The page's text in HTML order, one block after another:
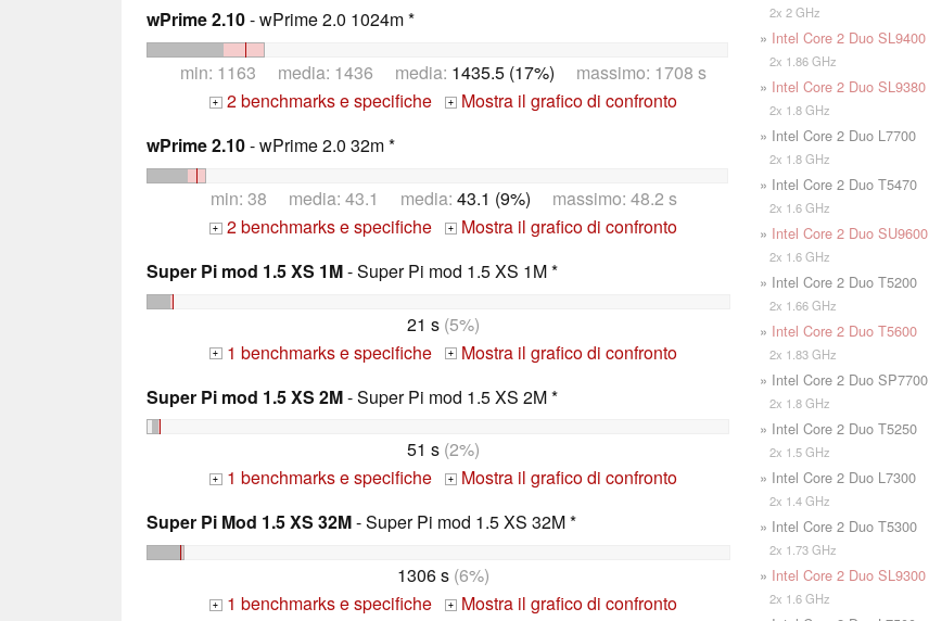
wPrime 2.10- wPrime 2.0 1024m *
min: 1163 media: 1436 media: 1435.5 (17%) massimo: 1708 s
+ 2 benchmarks e specifiche +
Mostra il grafico di confronto
wPrime 2.10- wPrime 2.0 32m *
min: 38 media: 43.1 media: 43.1 (9%) massimo: 48.2 s
+ 2 benchmarks e specifiche +
Mostra il grafico di confronto
Super Pi mod 1.5 XS 1M- Super Pi mod 1.5 XS 1M *
21 s (5%)
+ 1 benchmarks e specifiche +
Mostra il grafico di confronto
Super Pi mod 1.5 XS 2M- Super Pi mod 1.5 XS 2M *
51 s (2%)
+ 1 benchmarks e specifiche +
Mostra il grafico di confronto
Super Pi Mod 1.5 XS 32M- Super Pi mod 1.5 XS 32M *
1306 s (6%)
+ 1 benchmarks e specifiche + Mostra il grafico di confronto
2x 2 GHz
» Intel Core 2 Duo SL9400
2x 1.86 GHz
» Intel Core 2 Duo SL9380
2x 1.8 GHz
» Intel Core 2 Duo L7700
2x 1.8 GHz
» Intel Core 2 Duo T5470
2x 1.6 GHz
» Intel Core 2 Duo SU9600
2x 1.6 GHz
» Intel Core 2 Duo T5200
2x 1.66 GHz
» Intel Core 2 Duo T5600
2x 1.83 GHz
» Intel Core 2 Duo SP7700
2x 1.8 GHz
» Intel Core 2 Duo T5250
2x 1.5 GHz
» Intel Core 2 Duo L7300
2x 1.4 GHz
» Intel Core 2 Duo T5300
2x 1.73 GHz
» Intel Core 2 Duo SL9300
2x 1.6 GHz